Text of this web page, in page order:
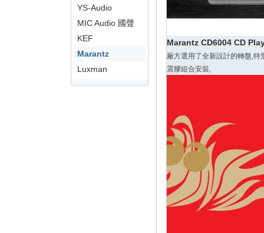
YS-Audio
MIC Audio 國聲
KEF
Marantz
Luxman
Marantz CD6004 CD
厰方選用了全新設計的轉盤,
震膠組合安裝,